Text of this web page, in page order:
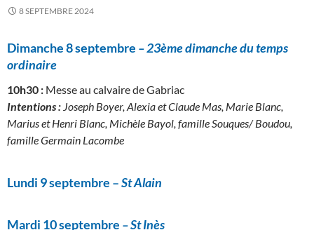
8 SEPTEMBRE 2024
Dimanche 8 septembre –23ème dimanche du temps
ordinaire
10h30 : Messe au calvaire de Gabriac
Intentions : Joseph Boyer, Alexia et Claude Mas, Marie Blanc,
Marius et Henri Blanc, Michèle Bayol, famille Souques/ Boudou,
famille Germain Lacombe
Lundi 9 septembre –St Alain
Mardi 10 septembre – St Inès